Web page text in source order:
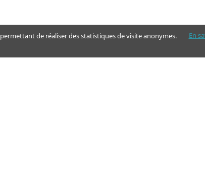
de réaliser des statistiques de visite anonymes.
En